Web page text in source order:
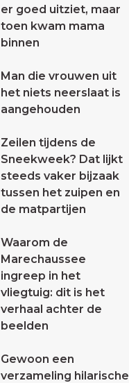
er goed uitziet, maar
toen kwam mama
binnen
Man die vrouwen uit
het niets neerslaat is
aangehouden
Zeilen tijdens de
Sneekweek? Dat lijkt
steeds vaker bijzaak
tussen het zuipen en
de matpartijen
Waarom de
Marechaussee
ingreep in het
vliegtuig: dit is het
verhaal achter de
beelden
Gewoon een
verzameling hilarische